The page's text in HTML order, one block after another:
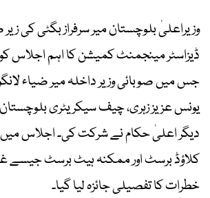
وزیراعلیٰ بلوچستان میر سرفراز بگٹی کی
ڈیزاسٹر مینجمنٹ کمیشن کا اہم اجلاس
جس میں صوبائی وزیر داخلہ میر ضیاء
یونس عزیز زہری، چیف سیکریٹری
دیگر اعلیٰ حکام نے شرکت کی۔ اجلاس میں
کلاؤڈ برسٹ اور ممکنہ ہیٹ برسٹ جیسے
خطرات کا تفصیلی جائزہ لیا گیا۔